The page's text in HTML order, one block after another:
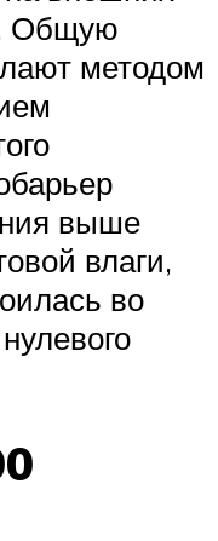
Общую
методом
выше
влаги,
во